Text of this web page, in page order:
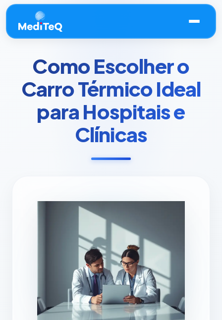
Como Escolher o
Carro Térmico Ideal
para Hospitais e
Clínicas